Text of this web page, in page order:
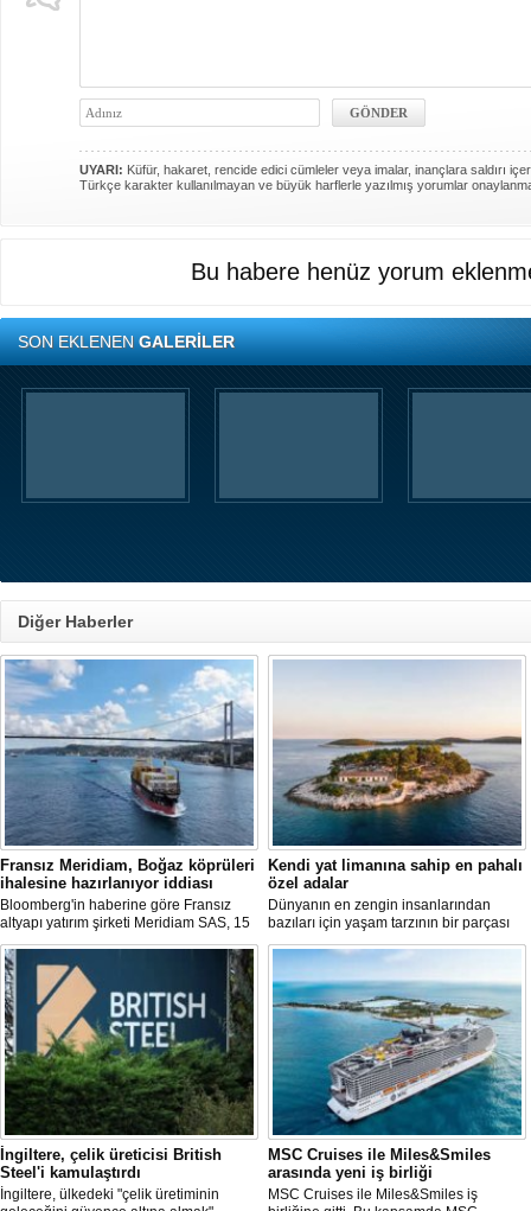
UYARI: Küfür, hakaret, rencide edici cümleler veya imalar, inançlara saldırı
Türkçe karakter kullanılmayan ve büyük harflerle yazılmış yorumlar
Bu habere henüz yorum
SON EKLENENGALERİLER
Diğer Haberler
Fransız Meridiam, Boğaz köprüleri
ihalesine hazırlanıyor iddiası
Bloomberg'in haberine göre Fransız
altyapı yatırım şirketi Meridiam SAS, 15
Temmuz Şehitler Köprüsü ile Fatih
Sultan Mehmet Köprüsü'nün
özelleştirilmesine yönelik ihaleyle
ilgileniyor.
Kendi yat limanına sahip en pahalı
özel adalar
Dünyanın en zengin insanlarından
bazıları için yaşam tarzının bir parçası
sadece bir süper yat değil, aynı
zamanda kendi yat limanı, helikopter
pisti ve seçkin villaları da içeren koca bir
özel adadır.
İngiltere, çelik üreticisi British
Steel'i kamulaştırdı
İngiltere, ülkedeki "çelik üretiminin
MSC Cruises ile Miles&Smiles
arasında yeni iş birliği
MSC Cruises ile Miles&Smiles iş